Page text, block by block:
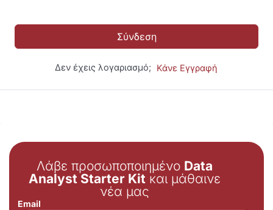
Σύνδεση
Δεν έχεις λογαριασμό; Κάνε Εγγραφή
Λάβε προσωποποιημένο Data
Analyst Starter Kit και μάθαινε
νέα μας
Email